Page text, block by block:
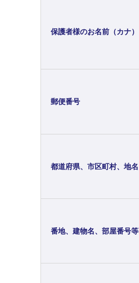
保護者様のお名前（カナ）
郵便番号
都道府県、市区町村、地名
番地、建物名、部屋番号等